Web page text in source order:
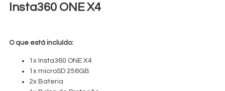
Insta360 ONE X4
O que está incluído:
1x Insta360 ONE X4
1x microSD 256GB
2x Bateria